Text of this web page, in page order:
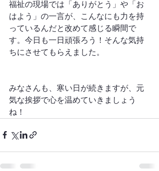
福祉の現場では「ありがとう」や「お
はよう」の一言が、こんなにも力を持
っているんだと改めて感じる瞬間で
す。今日も一日頑張ろう！そんな気持
ちにさせてもらえました。
みなさんも、寒い日が続きますが、元
気な挨拶で心を温めていきましょう
ね！